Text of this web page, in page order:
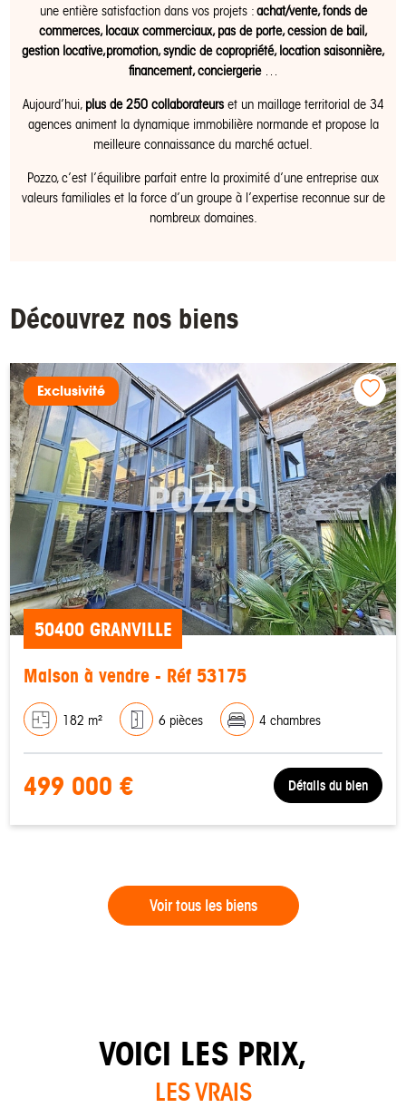
une entière satisfaction dans vos projets :achat/vente, fonds de
commerces, locaux commerciaux, pas de porte, cession de bail,
gestion locative,promotion, syndic de copropriété, location saisonnière,
financement, conciergerie…
Aujourd’hui, plus de 250 collaborateurset un maillage territorial de 34
agences animent la dynamique immobilière normande et propose la
meilleure connaissance du marché actuel.
Pozzo, c’est l’équilibre parfait entre la proximité d’une entreprise aux
valeurs familiales et la force d’un groupe à l’expertise reconnue sur de
nombreux domaines.
Découvrez nos biens
Exclusivité
50400 GRANVILLE
Maison à vendre - Réf 53175
182 m² 6 pièces 4 chambres
499 000 € Détails du bien
Voir tous les biens
VOICI LES PRIX,
LES VRAIS